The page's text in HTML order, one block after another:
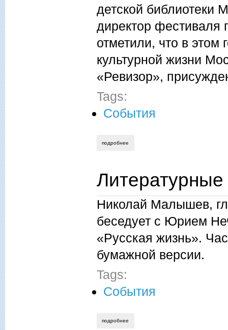
детской библиотеки
директор
отметили, что в
культурной жизни
«Ревизор»,
Tags:
События
подробнее
Николай Малышев,
беседует с Юрием
«Русская жизнь».
бумажной версии.
Tags:
События
подробнее